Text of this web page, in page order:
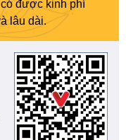
được kinh phí
lâu dài.